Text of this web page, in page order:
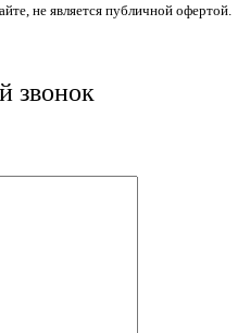
не является публичной офертой.
звонок